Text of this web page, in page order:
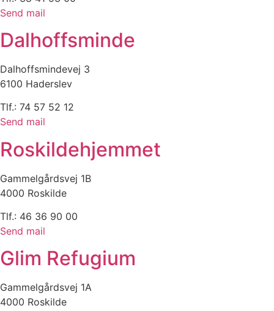
Send mail
Dalhoffsminde
Dalhoffsmindevej 3
6100 Haderslev
Tlf.: 74 57 52 12
Send mail
Roskildehjemmet
Gammelgårdsvej 1B
4000 Roskilde
Tlf.: 46 36 90 00
Send mail
Glim Refugium
Gammelgårdsvej 1A
4000 Roskilde